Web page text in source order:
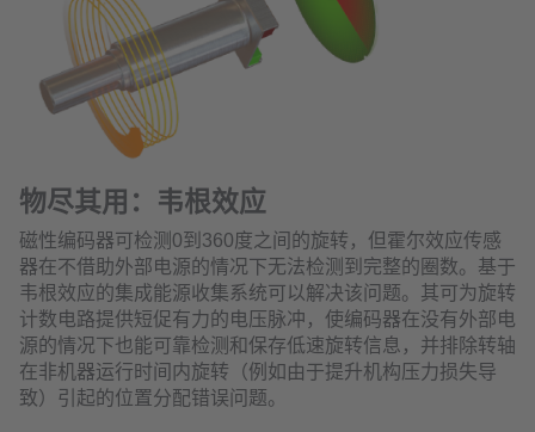
物尽其用：韦根效应
磁性编码器可检测0到360度之间的旋转，但霍尔效应传感
器在不借助外部电源的情况下无法检测到完整的圈数。基于
韦根效应的集成能源收集系统可以解决该问题。其可为旋转
计数电路提供短促有力的电压脉冲，使编码器在没有外部电
源的情况下也能可靠检测和保存低速旋转信息，并排除转轴
在非机器运行时间内旋转（例如由于提升机构压力损失导
致）引起的位置分配错误问题。